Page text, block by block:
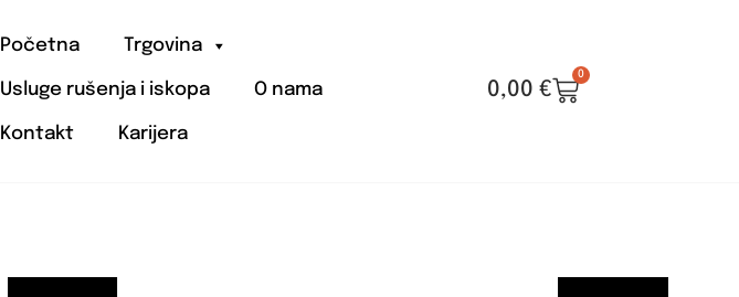
Početna Trgovina
Usluge rušenja i iskopa O nama
Kontakt Karijera
0,00 €
0